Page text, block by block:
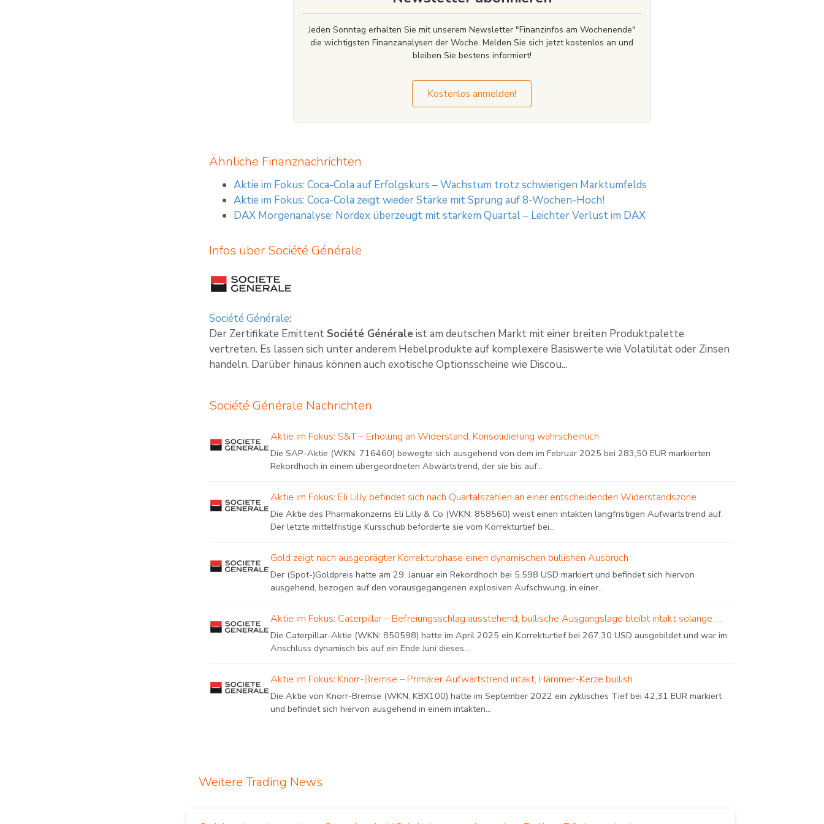
Jeden Sonntag erhalten Sie mit unserem Newsletter "Finanzinfos am Wochenende"
die wichtigsten Finanzanalysen der Woche. Melden Sie sich jetzt kostenlos an und
bleiben Sie bestens informiert!
Kostenlos anmelden!
Ähnliche Finanznachrichten
Aktie im Fokus: Coca-Cola auf Erfolgskurs – Wachstum trotz schwierigen Marktumfelds
Aktie im Fokus: Coca-Cola zeigt wieder Stärke mit Sprung auf 8-Wochen-Hoch!
DAX Morgenanalyse: Nordex überzeugt mit starkem Quartal – Leichter Verlust im DAX
Infos über Société Générale
Société Générale:
Der Zertifikate Emittent Société Générale ist am deutschen Markt mit einer breiten Produktpalette
vertreten. Es lassen sich unter anderem Hebelprodukte auf komplexere Basiswerte wie Volatilität oder Zinsen
handeln. Darüber hinaus können auch exotische Optionsscheine wie Discou...
Société Générale Nachrichten
Aktie im Fokus: S&T – Erholung an Widerstand, Konsolidierung wahrscheinlich
Die SAP-Aktie (WKN: 716460) bewegte sich ausgehend von dem im Februar 2025 bei 283,50 EUR markierten
Rekordhoch in einem übergeordneten Abwärtstrend, der sie bis auf...
Aktie im Fokus: Eli Lilly befindet sich nach Quartalszahlen an einer entscheidenden Widerstandszone
Die Aktie des Pharmakonzerns Eli Lilly & Co (WKN: 858560) weist einen intakten langfristigen Aufwärtstrend auf.
Der letzte mittelfristige Kursschub beförderte sie vom Korrekturtief bei...
Gold zeigt nach ausgeprägter Korrekturphase einen dynamischen bullishen Ausbruch
Der (Spot-)Goldpreis hatte am 29. Januar ein Rekordhoch bei 5.598 USD markiert und befindet sich hiervon
ausgehend, bezogen auf den vorausgegangenen explosiven Aufschwung, in einer...
Aktie im Fokus: Caterpillar – Befreiungsschlag ausstehend, bullische Ausgangslage bleibt intakt solange …
Die Caterpillar-Aktie (WKN: 850598) hatte im April 2025 ein Korrekturtief bei 267,30 USD ausgebildet und war im
Anschluss dynamisch bis auf ein Ende Juni dieses...
Aktie im Fokus: Knorr-Bremse – Primärer Aufwärtstrend intakt, Hammer-Kerze bullish
Die Aktie von Knorr-Bremse (WKN: KBX100) hatte im September 2022 ein zyklisches Tief bei 42,31 EUR markiert
und befindet sich hiervon ausgehend in einem intakten...
Weitere Trading News